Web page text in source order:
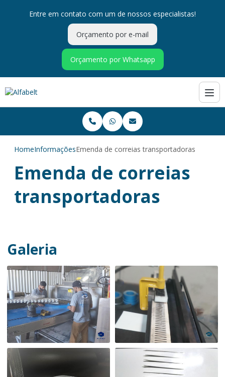
Entre em contato com um de nossos especialistas!
Orçamento por e-mail
Orçamento por Whatsapp
HomeInformaçõesEmenda de correias transportadoras
Emenda de correias
transportadoras
Galeria